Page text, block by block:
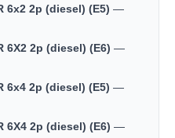
6x2 2p (diesel) (E5) —
6X2 2p (diesel) (E6) —
6x4 2p (diesel) (E5) —
6X4 2p (diesel) (E6) —